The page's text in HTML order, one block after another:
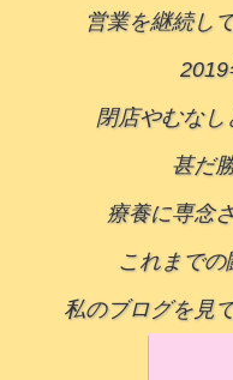
営業を継続し
閉店やむなし
甚だ
療養に専念
これまで
私のブログを見